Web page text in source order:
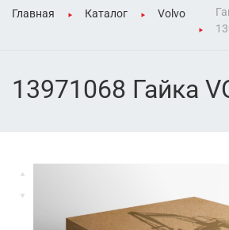
Главная Каталог Volvo
13971068 Гайка